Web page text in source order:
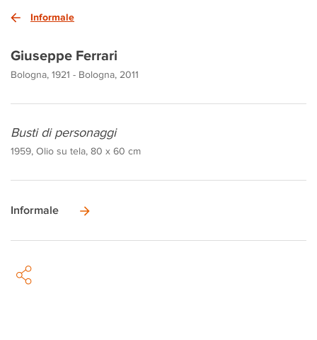
Informale
Giuseppe Ferrari
Bologna, 1921 - Bologna, 2011
Busti di personaggi
1959, Olio su tela, 80 x 60 cm
Informale